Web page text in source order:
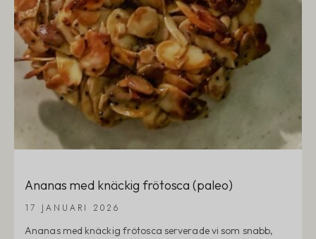
Ananas med knäckig frötosca (paleo)
17 JANUARI 2026
Ananas med knäckig frötosca serverade vi som snabb,